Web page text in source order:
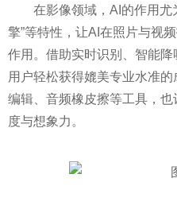
在影像领域，AI的作用尤
擎”等特性，让AI在照片与视
作用。借助实时识别、智能
用户轻松获得媲美专业水准
编辑、音频橡皮擦等工具，
度与想象力。